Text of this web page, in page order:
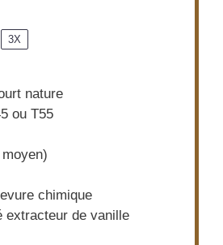
3X
nature
ou T55
chimique
extracteur de vanille